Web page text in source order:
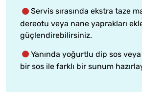
Servis sırasında ekstra taze
dereotu veya nane yaprakları
güçlendirebilirsiniz.
Yanında yoğurtlu dip sos
bir sos ile farklı bir sunum